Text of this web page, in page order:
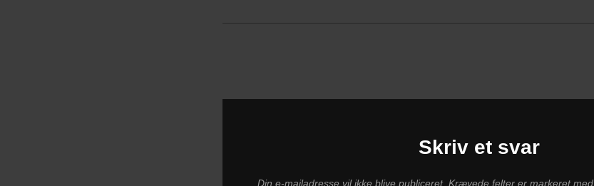
Skriv et svar
Din e-mailadresse vil ikke blive publiceret. Krævede felter er markeret med